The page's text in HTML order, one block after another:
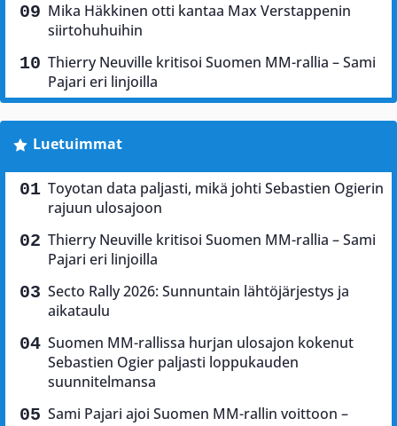
Mika Häkkinen otti kantaa Max Verstappenin
siirtohuhuihin
Thierry Neuville kritisoi Suomen MM-rallia – Sami
Pajari eri linjoilla
Luetuimmat
Toyotan data paljasti, mikä johti Sebastien Ogierin
rajuun ulosajoon
Thierry Neuville kritisoi Suomen MM-rallia – Sami
Pajari eri linjoilla
Secto Rally 2026: Sunnuntain lähtöjärjestys ja
aikataulu
Suomen MM-rallissa hurjan ulosajon kokenut
Sebastien Ogier paljasti loppukauden
suunnitelmansa
Sami Pajari ajoi Suomen MM-rallin voittoon –